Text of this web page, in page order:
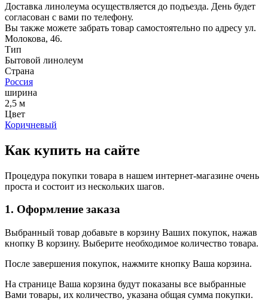
Доставка линолеума осуществляется до подъезда. День будет
согласован с вами по телефону.
Вы также можете забрать товар самостоятельно по адресу ул.
Молокова, 46.
Тип
Бытовой линолеум
Страна
Россия
ширина
2,5 м
Цвет
Коричневый
Как купить на сайте
Процедура покупки товара в нашем интернет-магазине очень
проста и состоит из нескольких шагов.
1. Оформление заказа
Выбранный товар добавьте в корзину Ваших покупок, нажав
кнопку В корзину. Выберите необходимое количество товара.
После завершения покупок, нажмите кнопку Ваша корзина.
На странице Ваша корзина будут показаны все выбранные
Вами товары, их количество, указана общая сумма покупки.